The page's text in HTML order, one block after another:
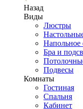
Назад
Виды
Люстры
Напольное
Бра и
Подвесы
Комнаты
Гостиная
Спальня
Кабинет